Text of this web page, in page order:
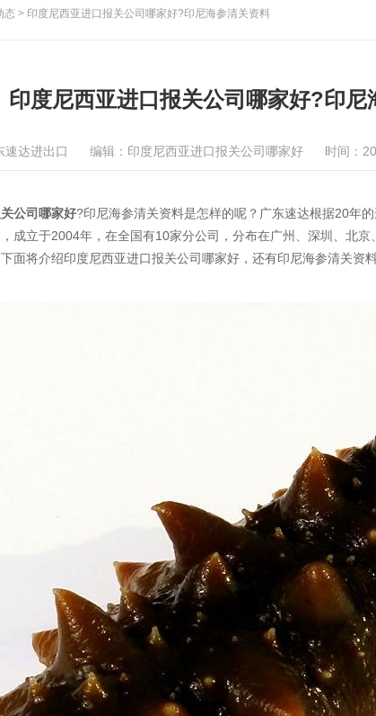
态 > 印度尼西亚进口报关公司哪家好?印尼海参清关资料
印度尼西亚进口报关公司哪家好?印尼
速达进出口 编辑：印度尼西亚进口报关公司哪家好 时间：
公司哪家好?印尼海参清关资料是怎样的呢？广东速达根据20年
成立于2004年，在全国有10家分公司，分布在广州、深圳、北
面将介绍印度尼西亚进口报关公司哪家好，还有印尼海参清关资